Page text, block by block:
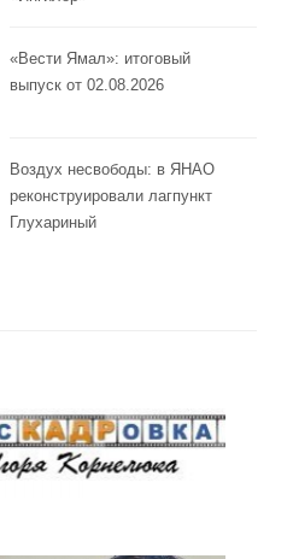
«Вести Ямал»: итоговый
выпуск от 02.08.2026
Воздух несвободы: в ЯНАО
реконструировали лагпункт
Глухариный